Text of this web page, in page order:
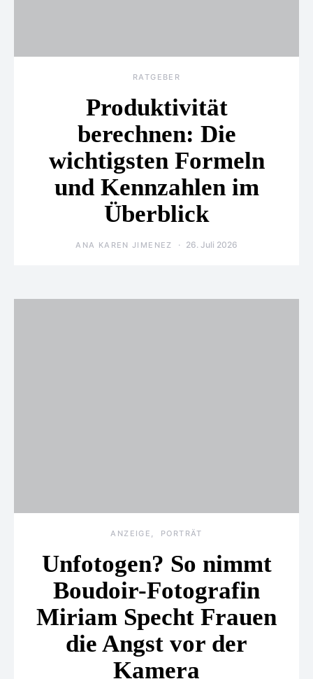
RATGEBER
Produktivität
berechnen: Die
wichtigsten Formeln
und Kennzahlen im
Überblick
ANA KAREN JIMENEZ 26. Juli 2026
ANZEIGE PORTRÄT
Unfotogen? So nimmt
Boudoir-Fotografin
Miriam Specht Frauen
die Angst vor der
Kamera